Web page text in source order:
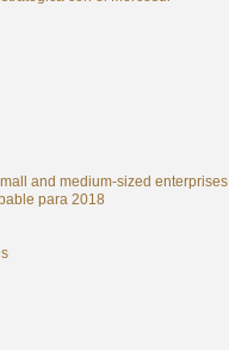
and medium-sized enterprises
para 2018